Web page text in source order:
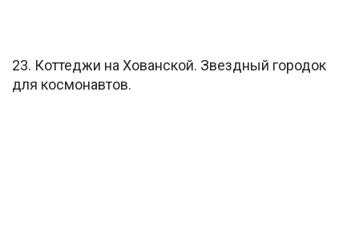
23. Коттеджи на Хованской. Звездный городок
для космонавтов.